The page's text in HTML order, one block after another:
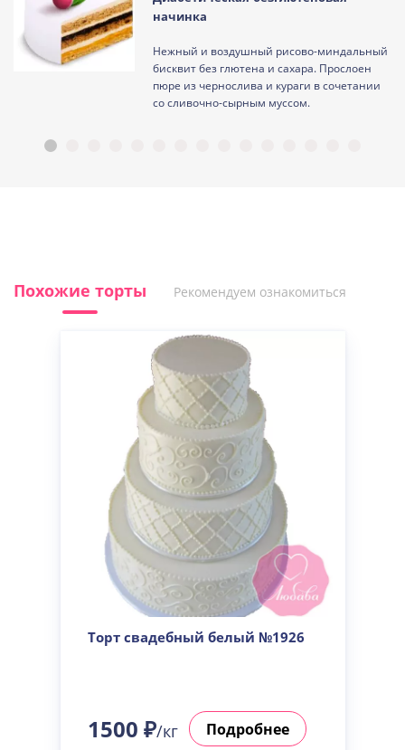
начинка
Нежный и воздушный рисово-миндальный
бисквит без глютена и сахара. Прослоен
пюре из чернослива и кураги в сочетании
со сливочно-сырным муссом.
Похожие торты Рекомендуем ознакомиться
Торт свадебный белый №1926
1500 ₽/кг Подробнее